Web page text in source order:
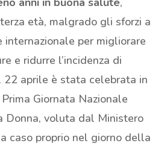
età, malgrado gli sforzi a
per migliorare
e ridurre l’incidenza di
aprile è stata celebrata in
Giornata Nazionale
voluta dal Ministero
caso proprio nel giorno della